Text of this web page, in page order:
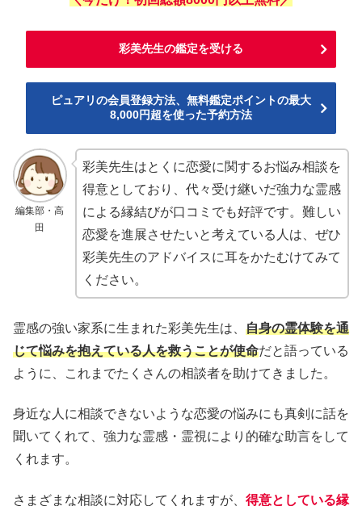
彩美先生の鑑定を受ける
ピュアリの会員登録方法、無料鑑定ポイントの最大
8,000円超を使った予約方法
編集部・高
田
彩美先生はとくに恋愛に関するお悩み相談を
得意としており、代々受け継いだ強力な霊感
による縁結びが口コミでも好評です。難しい
恋愛を進展させたいと考えている人は、ぜひ
彩美先生のアドバイスに耳をかたむけてみて
ください。
霊感の強い家系に生まれた彩美先生は、 自身の霊体験を通
じて悩みを抱えている人を救うことが使命だと語っている
ように、これまでたくさんの相談者を助けてきました。
身近な人に相談できないような恋愛の悩みにも真剣に話を
聞いてくれて、強力な霊感・霊視により的確な助言をして
くれます。
さまざまな相談に対応してくれますが、 得意としている縁